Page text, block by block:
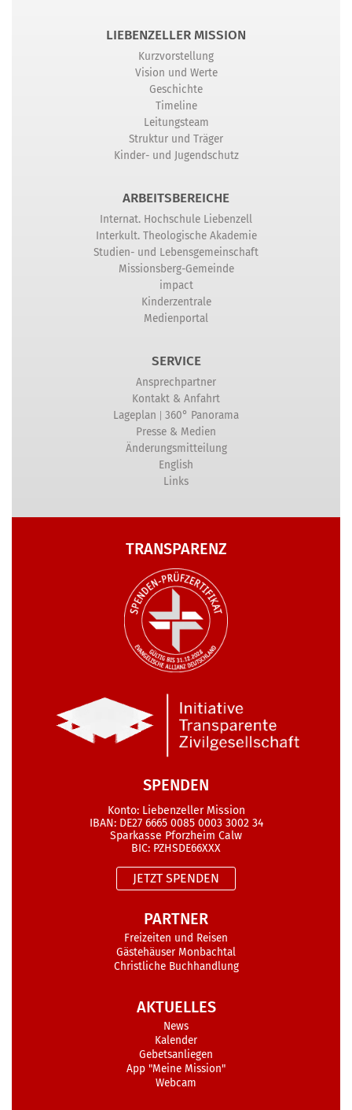
LIEBENZELLER MISSION
Kurzvorstellung
Vision und Werte
Geschichte
Timeline
Leitungsteam
Struktur und Träger
Kinder- und Jugendschutz
ARBEITSBEREICHE
Internat. Hochschule Liebenzell
Interkult. Theologische Akademie
Studien- und Lebensgemeinschaft
Missionsberg-Gemeinde
impact
Kinderzentrale
Medienportal
SERVICE
Ansprechpartner
Kontakt & Anfahrt
Lageplan | 360° Panorama
Presse & Medien
Änderungsmitteilung
English
Links
TRANSPARENZ
SPENDEN
Konto: Liebenzeller Mission
IBAN: DE27 6665 0085 0003 3002 34
Sparkasse Pforzheim Calw
BIC: PZHSDE66XXX
JETZT SPENDEN
PARTNER
Freizeiten und Reisen
Gästehäuser Monbachtal
Christliche Buchhandlung
AKTUELLES
News
Kalender
Gebetsanliegen
App "Meine Mission"
Webcam